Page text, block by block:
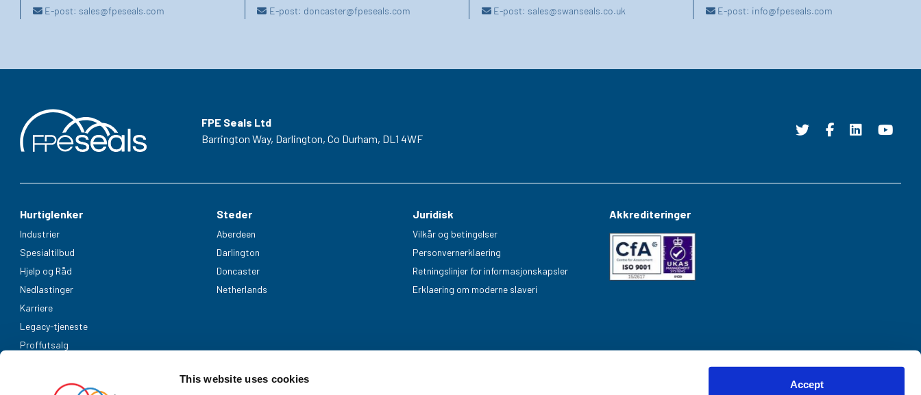
This website uses cookies
Accept
E-post: sales@fpeseals.com
E-post: doncaster@fpeseals.com
E-post: sales@swanseals.co.uk
E-post: info@fpeseals.com
FPE Seals Ltd
Barrington Way, Darlington, Co Durham, DL1 4WF
Hurtiglenker
Industrier
Spesialtilbud
Hjelp og Råd
Nedlastinger
Karriere
Legacy-tjeneste
Proffutsalg
Steder
Aberdeen
Darlington
Doncaster
Netherlands
Juridisk
Vilkår og betingelser
Personvernerklaering
Retningslinjer for informasjonskapsler
Erklaering om moderne slaveri
Akkrediteringer